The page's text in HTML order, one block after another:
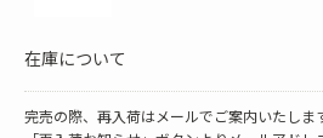
在庫について
完売の際、再入荷はメールでご案内いたしま